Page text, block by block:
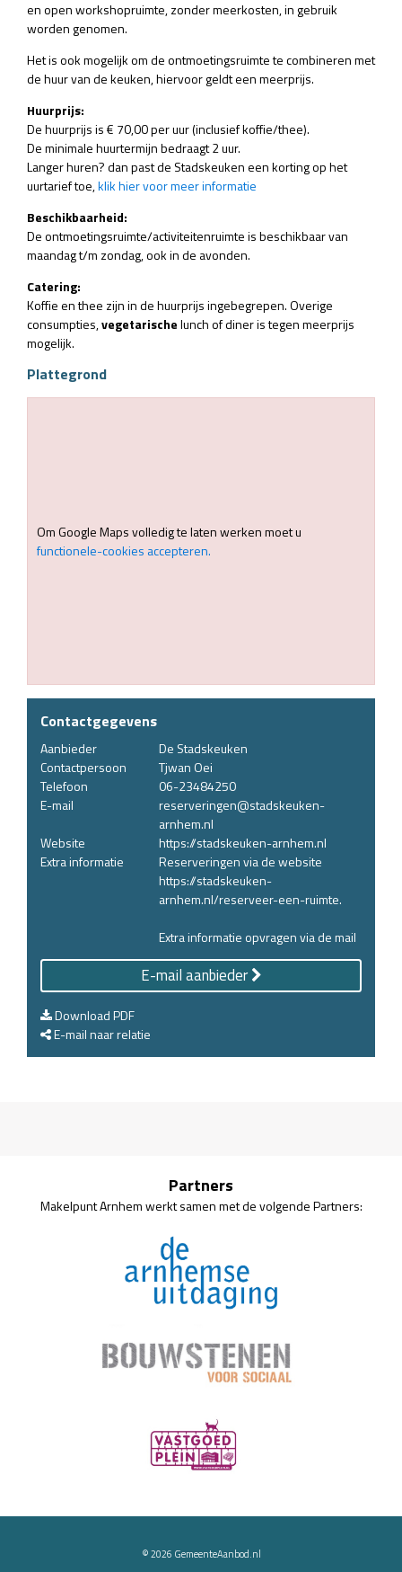
en open workshopruimte, zonder meerkosten, in gebruik
worden genomen.
Het is ook mogelijk om de ontmoetingsruimte te combineren met
de huur van de keuken, hiervoor geldt een meerprijs.
Huurprijs:
De huurprijs is € 70,00 per uur (inclusief koffie/thee).
De minimale huurtermijn bedraagt 2 uur.
Langer huren? dan past de Stadskeuken een korting op het
uurtarief toe,klik hier voor meer informatie
Beschikbaarheid:
De ontmoetingsruimte/activiteitenruimte is beschikbaar van
maandag t/m zondag, ook in de avonden.
Catering:
Koffie en thee zijn in de huurprijs ingebegrepen. Overige
consumpties,vegetarischelunch of diner is tegen meerprijs
mogelijk.
Plattegrond
Om Google Maps volledig te laten werken moet u
functionele-cookies accepteren.
Contactgegevens
Aanbieder
De Stadskeuken
Contactpersoon
Tjwan Oei
Telefoon
06-23484250
E-mail
reserveringen@stadskeuken-
arnhem.nl
Website
https://stadskeuken-arnhem.nl
Extra informatie
Reserveringen via de website
https://stadskeuken-
arnhem.nl/reserveer-een-ruimte.
Extra informatie opvragen via de mail
E-mail aanbieder
Download PDF
E-mail naar relatie
Partners
Makelpunt Arnhem werkt samen met de volgende Partners:
© 2026 GemeenteAanbod.nl